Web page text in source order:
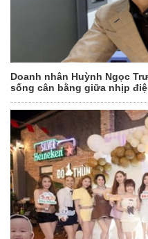
Doanh nhân Huỳnh Ngọc
sống cân bằng giữa nhịp